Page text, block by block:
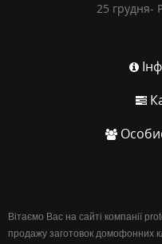
25 грудня-
Вітаємо Вас на сайті компанії
продажу заготовок домофонних